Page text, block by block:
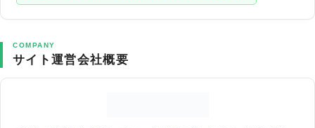
COMPANY
サイト運営会社概要